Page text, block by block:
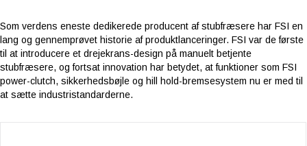
Som verdens eneste dedikerede producent af stubfræsere har FSI en
lang og gennemprøvet historie af produktlanceringer. FSI var de første
til at introducere et drejekrans-design på manuelt betjente
stubfræsere, og fortsat innovation har betydet, at funktioner som FSI
power-clutch, sikkerhedsbøjle og hill hold-bremsesystem nu er med til
at sætte industristandarderne.